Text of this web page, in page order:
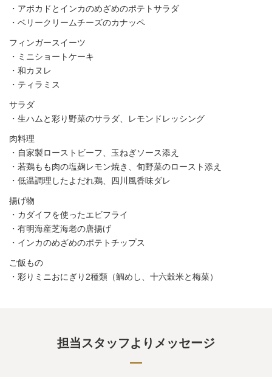
・アボカドとインカのめざめのポテトサラダ
・ベリークリームチーズのカナッペ
フィンガースイーツ
・ミニショートケーキ
・和カヌレ
・ティラミス
サラダ
・生ハムと彩り野菜のサラダ、レモンドレッシング
肉料理
・自家製ローストビーフ、玉ねぎソース添え
・若鶏もも肉の塩麹レモン焼き、旬野菜のロースト添え
・低温調理したよだれ鶏、四川風香味ダレ
揚げ物
・カダイフを使ったエビフライ
・有明海産芝海老の唐揚げ
・インカのめざめのポテトチップス
ご飯もの
・彩りミニおにぎり2種類（鯛めし、十六穀米と梅菜）
担当スタッフよりメッセージ